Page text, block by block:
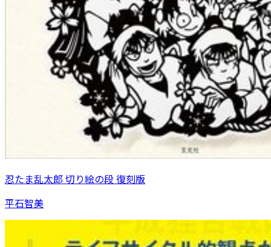
忍たま乱太郎 切り絵の段 復刻版
平石智美